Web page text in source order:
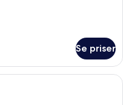
Se priser
modernt sovrum med ett